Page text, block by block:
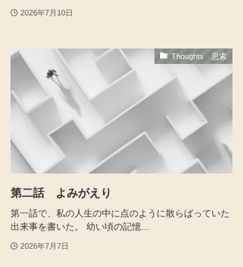
2026年7月10日
Thoughts 思索
第二話 よみがえり
第一話で、私の人生の中に点のように散らばっていた
出来事を書いた。 幼い頃の記憶...
2026年7月7日